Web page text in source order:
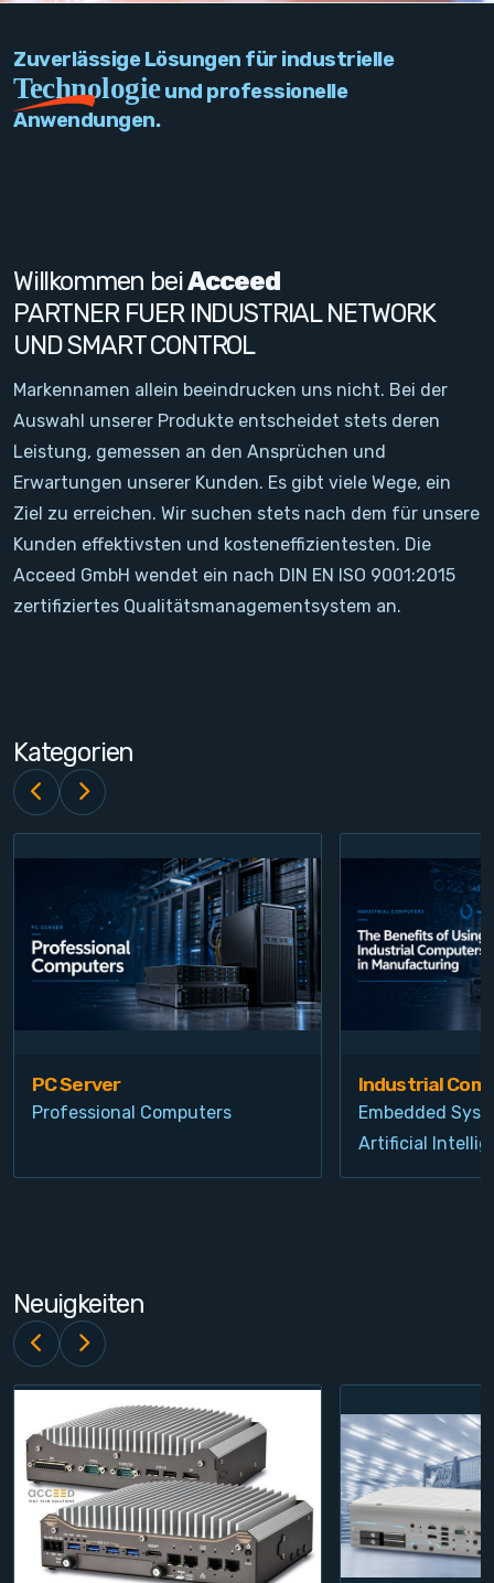
Network
Vision & Video
Sensors and Accessories
Other
Filter
Neuigkeiten
Service
Registrieren
Zuverlässige Lösungen für industrielle
Technologie und professionelle
Anwendungen.
Willkommen beiAcceed
PARTNER FUER INDUSTRIAL NETWORK
UND SMART CONTROL
Markennamen allein beeindrucken uns nicht. Bei der
Auswahl unserer Produkte entscheidet stets deren
Leistung, gemessen an den Ansprüchen und
Erwartungen unserer Kunden. Es gibt viele Wege, ein
Ziel zu erreichen. Wir suchen stets nach dem für unsere
Kunden effektivsten und kosteneffizientesten. Die
Acceed GmbH wendet ein nach DIN EN ISO 9001:2015
zertifiziertes Qualitätsmanagementsystem an.
Kategorien
PC Server
Professional Computers
Industrial
Embedded
Artificial
Neuigkeiten